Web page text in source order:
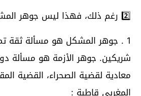
2️⃣ رغم ذلك، فهذا ليس جوهر المشكل :
1 . جوهر المشكل هو مسألة ثقة
شريكين. جوهر الأزمة هو مسألة
معادية لقضية الصحراء، القضية
المغربي قاطبة :